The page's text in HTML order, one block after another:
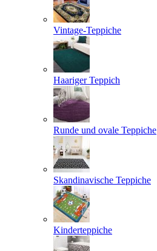
Vintage-Teppiche
Haariger Teppich
Runde und ovale Teppiche
Skandinavische Teppiche
Kinderteppiche